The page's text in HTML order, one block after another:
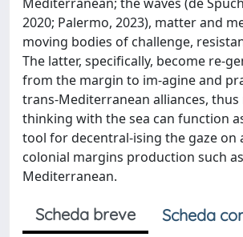
2020; Palermo, 2023), matter and
moving bodies of challenge,
The latter, specifically, become re-
from the margin to im-agine and
trans-Mediterranean alliances,
thinking with the sea can function
tool for decentral-ising the gaze on
colonial margins production such
Mediterranean.
Scheda breve
Scheda